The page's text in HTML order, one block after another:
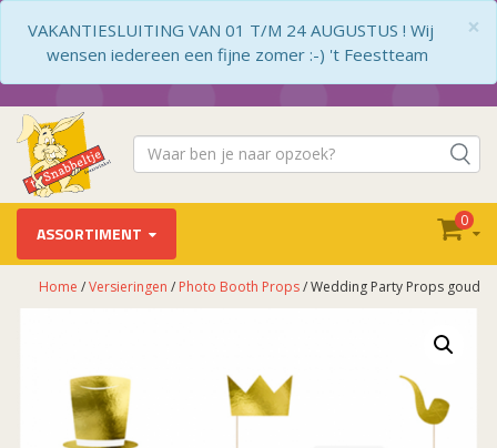
×
VAKANTIESLUITING VAN 01 T/M 24 AUGUSTUS ! Wij
wensen iedereen een fijne zomer :-) 't Feestteam
ASSORTIMENT
0
Home /Versieringen / Photo Booth Props/ Wedding Party Props goud